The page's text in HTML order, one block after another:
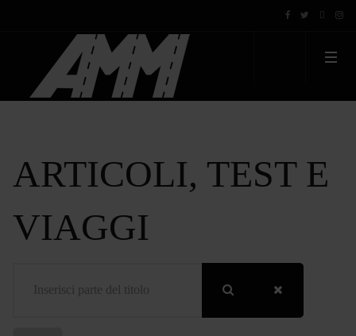
ARTICOLI, TEST E
VIAGGI